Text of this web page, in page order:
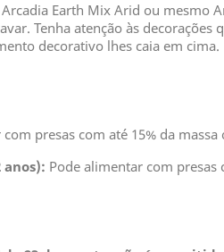
Earth Mix Arid ou mesmo
Tenha atenção às
decorativo lhes caia em cima.
presas com até 15% da
Pode alimentar com presas